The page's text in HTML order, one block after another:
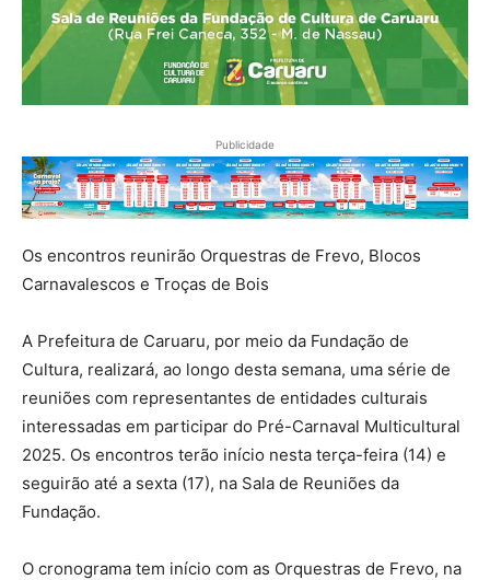
Publicidade
Os encontros reunirão Orquestras de Frevo, Blocos
Carnavalescos e Troças de Bois
A Prefeitura de Caruaru, por meio da Fundação de
Cultura, realizará, ao longo desta semana, uma série de
reuniões com representantes de entidades culturais
interessadas em participar do Pré-Carnaval Multicultural
2025. Os encontros terão início nesta terça-feira (14) e
seguirão até a sexta (17), na Sala de Reuniões da
Fundação.
O cronograma tem início com as Orquestras de Frevo, na